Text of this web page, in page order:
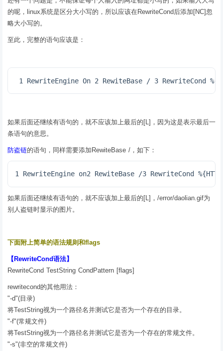
的呢，linux系统是区分大小写的，所以应该在RewriteCond后添加[NC]忽
略大小写的。
至此，完整的语句应该是：
1 RewriteEngine On 2 RewiteBase / 3 RewriteCond
如果后面还继续有语句的，就不应该加上最后的[L]，因为这是表示最后一
条语句的意思。
防盗链的语句，同样需要添加RewiteBase /，如下：
1 RewriteEngine on2 RewiteBase /3 RewriteCond
如果后面还继续有语句的，就不应该加上最后的[L]，/error/daolian.gif为
别人盗链时显示的图片。
下面附上简单的语法规则和flags
【RewriteCond语法】
RewriteCond TestString CondPattern [flags]
rewritecond的其他用法：
"-d"(目录)
将TestString视为一个路径名并测试它是否为一个存在的目录。
"-f"(常规文件)
将TestString视为一个路径名并测试它是否为一个存在的常规文件。
"-s"(非空的常规文件)